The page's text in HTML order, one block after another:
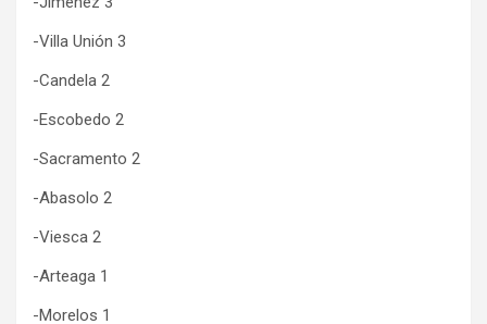
-Villa Unión 3
-Candela 2
-Escobedo 2
-Sacramento 2
-Abasolo 2
-Viesca 2
-Arteaga 1
-Morelos 1